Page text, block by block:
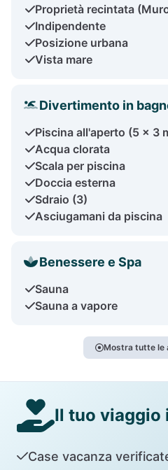
Proprietà recintata
Indipendente
Posizione urbana
Vista mare
Divertimento in
Piscina all'aperto (5 x 3
Acqua clorata
Scala per piscina
Doccia esterna
Sdraio (3)
Asciugamani da piscina
Benessere e Spa
Sauna
Sauna a vapore
Mostra tutte le
Il tuo viaggio
Case vacanza